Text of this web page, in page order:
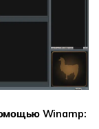
Winamp: